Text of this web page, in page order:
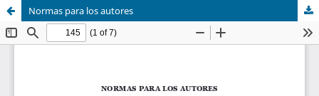
Normas para los autores